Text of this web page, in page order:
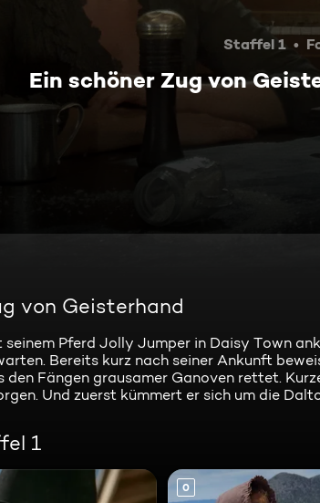
Staffel 1
Ein schöner Zug von
von Geisterhand
Pferd Jolly Jumper in Daisy Town
Bereits kurz nach seiner Ankunft
Fängen grausamer Ganoven rettet.
Und zuerst kümmert er sich um die
1
0